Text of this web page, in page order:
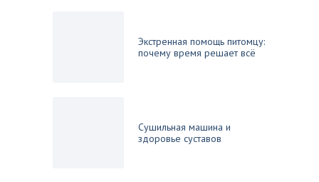
Экстренная помощь питомцу:
почему время решает всё
Сушильная машина и
здоровье суставов